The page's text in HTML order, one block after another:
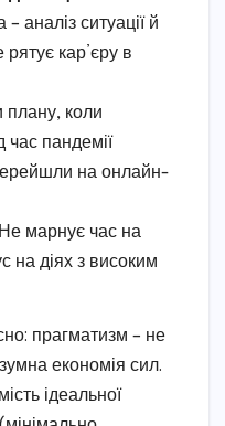
аналіз ситуації й
кар’єру в
плану, коли
час пандемії
на онлайн-
Не марнує час на
на діях з високим
прагматизм – не
економія сил.
ідеальної